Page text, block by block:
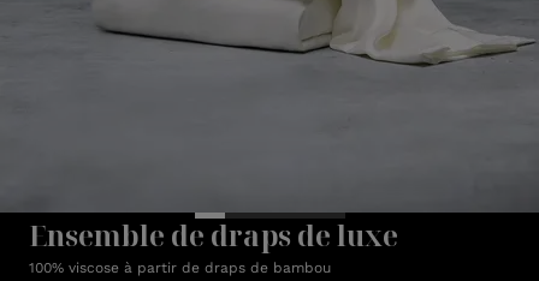
Ensemble de draps de luxe
100% viscose à partir de draps de bambou